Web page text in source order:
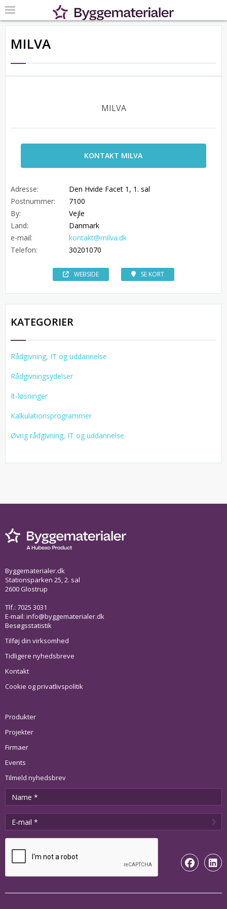
MILVA
MILVA
KONTAKT MILVA
Adresse:
Den Hvide Facet 1, 1. sal
Postnummer:
7100
By:
Vejle
Land:
Danmark
e-mail:
kontakt@milva.dk
Telefon:
30201070
WEBSIDE SE KORT
KATEGORIER
Rådgivning, IT og uddannelse
Rådgivningsydelser
It-løsninger
Kalkulationsprogrammer
Øvrig rådgivning, IT og uddannelse
Byggematerialer.dk
Stationsparken 25, 2. sal
2600 Glostrup
Tlf.: 7025 3031
E-mail: info@byggematerialer.dk
Besøgsstatistik
Tilføj din virksomhed
Tidligere nyhedsbreve
Kontakt
Cookie og privatlivspolitik
Produkter
Projekter
Firmaer
Events
Tilmeld nyhedsbrev